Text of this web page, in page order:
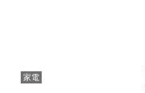
家電